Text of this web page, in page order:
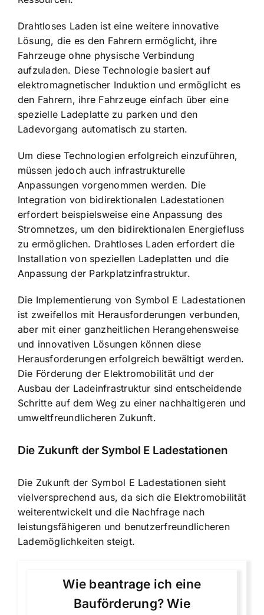
Drahtloses Laden ist eine weitere innovative
Lösung, die es den Fahrern ermöglicht, ihre
Fahrzeuge ohne physische Verbindung
aufzuladen. Diese Technologie basiert auf
elektromagnetischer Induktion und ermöglicht es
den Fahrern, ihre Fahrzeuge einfach über eine
spezielle Ladeplatte zu parken und den
Ladevorgang automatisch zu starten.
Um diese Technologien erfolgreich einzuführen,
müssen jedoch auch infrastrukturelle
Anpassungen vorgenommen werden. Die
Integration von bidirektionalen Ladestationen
erfordert beispielsweise eine Anpassung des
Stromnetzes, um den bidirektionalen Energiefluss
zu ermöglichen. Drahtloses Laden erfordert die
Installation von speziellen Ladeplatten und die
Anpassung der Parkplatzinfrastruktur.
Die Implementierung von Symbol E Ladestationen
ist zweifellos mit Herausforderungen verbunden,
aber mit einer ganzheitlichen Herangehensweise
und innovativen Lösungen können diese
Herausforderungen erfolgreich bewältigt werden.
Die Förderung der Elektromobilität und der
Ausbau der Ladeinfrastruktur sind entscheidende
Schritte auf dem Weg zu einer nachhaltigeren und
umweltfreundlicheren Zukunft.
Die Zukunft der Symbol E Ladestationen
Die Zukunft der Symbol E Ladestationen sieht
vielversprechend aus, da sich die Elektromobilität
weiterentwickelt und die Nachfrage nach
leistungsfähigeren und benutzerfreundlicheren
Lademöglichkeiten steigt.
Wie beantrage ich eine
Bauförderung? Wie